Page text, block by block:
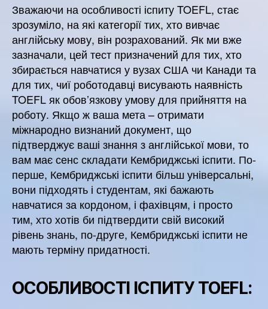
Зважаючи на особливості іспиту TOEFL, стає
зрозуміло, на які категорії тих, хто вивчає
англійську мову, він розрахований. Як ми вже
зазначали, цей тест призначений для тих, хто
збирається навчатися у вузах США чи Канади та
для тих, чиї роботодавці висувають наявність
TOEFL як обов’язкову умову для прийняття на
роботу. Якщо ж ваша мета – отримати
міжнародно визнаний документ, що
підтверджує ваші знання з англійської мови, то
вам має сенс складати Кембриджські іспити. По-
перше, Кембриджські іспити більш універсальні,
вони підходять і студентам, які бажають
навчатися за кордоном, і фахівцям, і просто
тим, хто хотів би підтвердити свій високий
рівень знань, по-друге, Кембриджські іспити не
мають терміну придатності.
ОСОБЛИВОСТІ ІСПИТУ TOEFL: